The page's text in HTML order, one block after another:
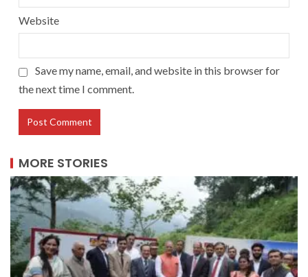
Website
Save my name, email, and website in this browser for
the next time I comment.
MORE STORIES